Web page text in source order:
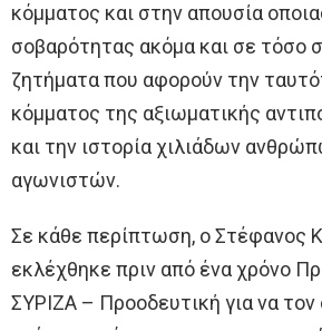
κόμματος και στην απουσία
σοβαρότητας ακόμα και σε τόσο
ζητήματα που αφορούν την
κόμματος της αξιωματικής
και την ιστορία χιλιάδων
αγωνιστών.
Σε κάθε περίπτωση, ο Στέφανος
εκλέχθηκε πριν από ένα χρόνο
ΣΥΡΙΖΑ – Προοδευτική για να τον